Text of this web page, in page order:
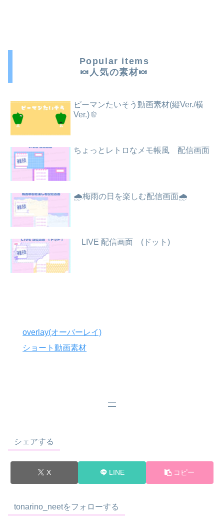
Popular items
🍬人気の素材🍬
ピーマンたいそう動画素材(縦Ver./横
Ver.)🫑
ちょっとレトロなメモ帳風 配信画面
🌧️梅雨の日を楽しむ配信画面🌧️
LIVE 配信画面 (ドット)
overlay(オーバーレイ)
ショート動画素材
シェアする
X LINE コピー
tonarino_neetをフォローする